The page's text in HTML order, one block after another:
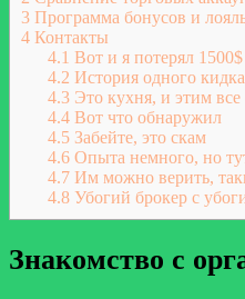
3 Программа бонусов и
4 Контакты
4.1 Вот и я потерял 1500$
4.2 История одного кидка
4.3 Это кухня, и этим все
4.4 Вот что обнаружил
4.5 Забейте, это скам
4.6 Опыта немного, но
4.7 Им можно верить,
4.8 Убогий брокер с
Знакомство с